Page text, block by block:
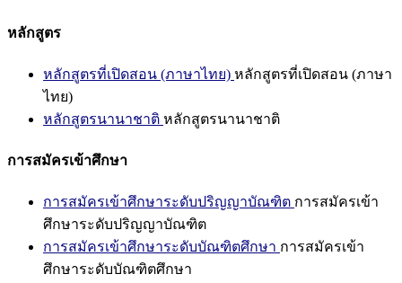
หลักสูตร
หลักสูตรที่เปิดสอน (ภาษาไทย) หลักสูตรที่เปิดสอน (ภาษา
ไทย)
หลักสูตรนานาชาติ หลักสูตรนานาชาติ
การสมัครเข้าศึกษา
การสมัครเข้าศึกษาระดับปริญญาบัณฑิต การสมัครเข้า
ศึกษาระดับปริญญาบัณฑิต
การสมัครเข้าศึกษาระดับบัณฑิตศึกษา การสมัครเข้า
ศึกษาระดับบัณฑิตศึกษา